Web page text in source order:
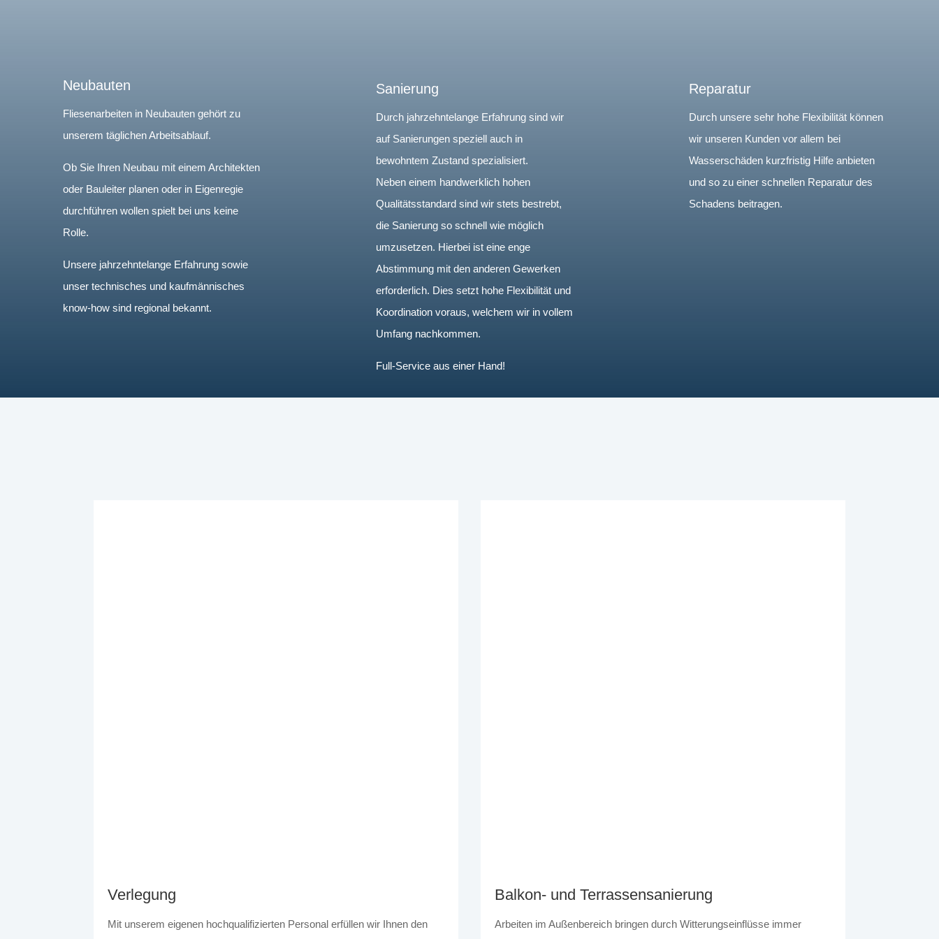
Neubauten
Fliesenarbeiten in Neubauten gehört zu
unserem täglichen Arbeitsablauf.
Ob Sie Ihren Neubau mit einem Architekten
oder Bauleiter planen oder in Eigenregie
durchführen wollen spielt bei uns keine
Rolle.
Unsere jahrzehntelange Erfahrung sowie
unser technisches und kaufmännisches
know-how sind regional bekannt.
Sanierung
Durch jahrzehntelange Erfahrung sind wir
auf Sanierungen speziell auch in
bewohntem Zustand spezialisiert.
Neben einem handwerklich hohen
Qualitätsstandard sind wir stets bestrebt,
die Sanierung so schnell wie möglich
umzusetzen. Hierbei ist eine enge
Abstimmung mit den anderen Gewerken
erforderlich. Dies setzt hohe Flexibilität und
Koordination voraus, welchem wir in vollem
Umfang nachkommen.
Full-Service aus einer Hand!
Reparatur
Durch unsere sehr hohe Flexibilität können
wir unseren Kunden vor allem bei
Wasserschäden kurzfristig Hilfe anbieten
und so zu einer schnellen Reparatur des
Schadens beitragen.
Verlegung
Mit unserem eigenen hochqualifizierten Personal erfüllen wir Ihnen den
Balkon- und Terrassensanierung
Arbeiten im Außenbereich bringen durch Witterungseinflüsse immer